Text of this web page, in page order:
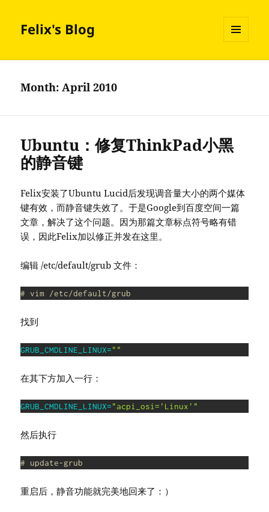
Felix's Blog
AND
Month:April 2010
Ubuntu：修复ThinkPad小黑
的静音键
Felix安装了Ubuntu Lucid后发现调音量大小的两个媒体
键有效，而静音键失效了。于是Google到百度空间一篇
文章，解决了这个问题。因为那篇文章标点符号略有错
误，因此Felix加以修正并发在这里。
编辑 /etc/default/grub 文件：
# vim /etc/default/grub
找到
GRUB_CMDLINE_LINUX=""
在其下方加入一行：
GRUB_CMDLINE_LINUX="acpi_osi='Linux'"
然后执行
# update-grub
重启后，静音功能就完美地回来了：）